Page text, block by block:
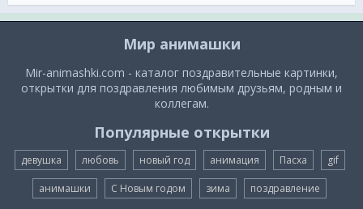
Мир анимашки
Mir-animashki.com - каталог поздравительные картинки,
открытки для поздравления любимым друзьям, родным и
коллегам.
Популярные открытки
девушка любовь новый год анимация Пасха gif
анимашки С Новым годом зима поздравление